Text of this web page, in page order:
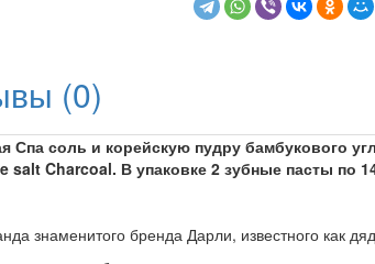
(0)
Спа соль и корейскую пудру бамбукового
salt Charcoal. В упаковке 2 зубные пасты по
знаменитого бренда Дарли, известного как